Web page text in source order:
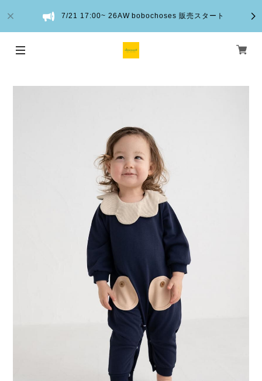
7/21 17:00~ 26AW bobochoses 販売スタート